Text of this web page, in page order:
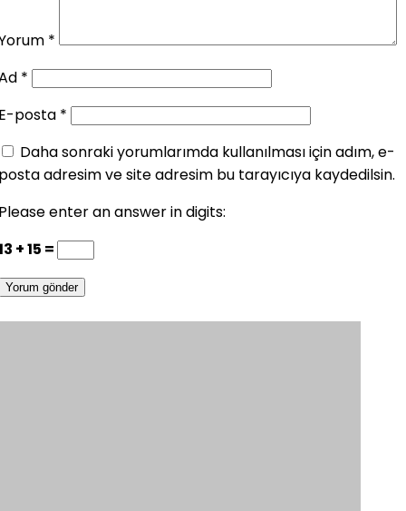
*
*
posta *
Daha sonraki yorumlarımda kullanılması için adım, e-
adresim ve site adresim bu tarayıcıya kaydedilsin.
enter an answer in digits:
+ 15 =